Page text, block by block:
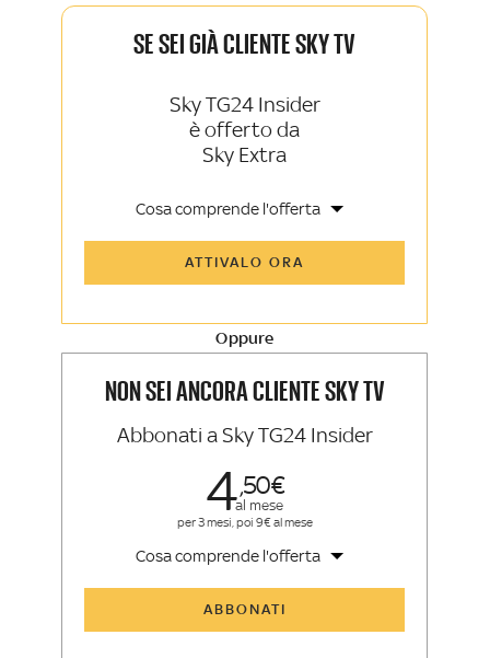
SE SEI GIÀ CLIENTE SKY TV
Sky TG24 Insider
è offerto da
Sky Extra
Cosa comprende l'offerta
Sky Sport Insider
La newsletter esclusiva di Sky TG24
ATTIVALO ORA
Oppure
NON SEI ANCORA CLIENTE SKY TV
Abbonati a Sky TG24 Insider
450
al mese
per 3 mesi, poi 9€ al mese
Cosa comprende l'offerta
ABBONATI